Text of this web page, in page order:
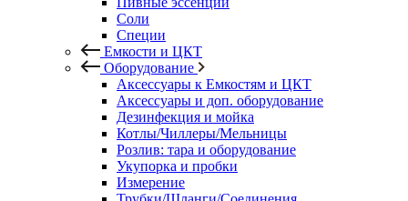
Соли
Специи
Емкости и ЦКТ
Оборудование
Аксессуары к Емкостям и ЦКТ
Аксессуары и доп. оборудование
Дезинфекция и мойка
Котлы/Чиллеры/Мельницы
Розлив: тара и оборудование
Укупорка и пробки
Измерение